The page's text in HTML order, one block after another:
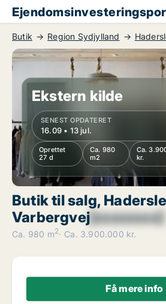
Butik Region Sydjylland
Ekstern kilde
SENEST OPDATERET
16.09 • 13 jul.
Oprettet
27 d
Ca. 980
m2
Ca.
kr.
Butik til salg,
Varbergvej[xxxxxxxx]
Ca. 980 m2 Ca. 3.900.000 kr.
Få mere info